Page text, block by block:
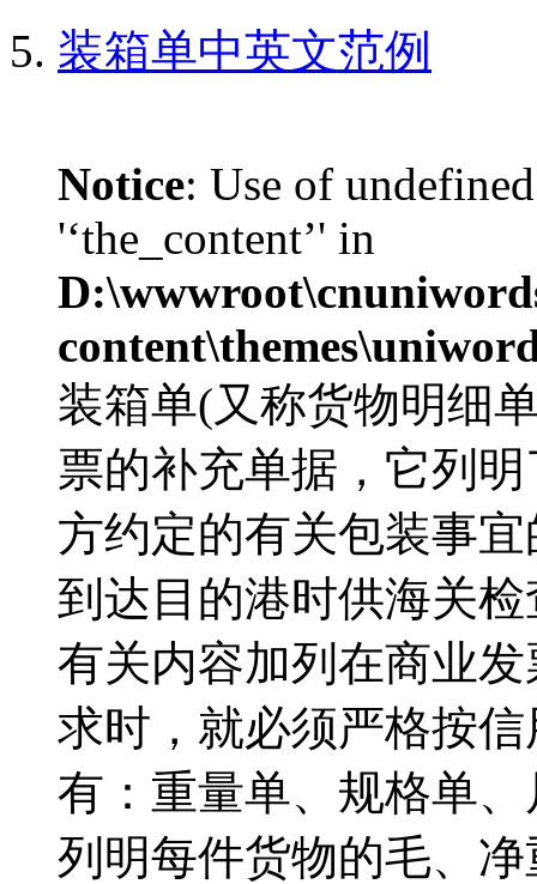
装箱单中英文范例
Notice: Use of
'‘the_content’' in
装箱单(又称货物明细
票的补充单据，它列
方约定的有关包装事
到达目的港时供海关
有关内容加列在商业
求时，就必须严格按
有：重量单、规格单
列明每件货物的毛、净